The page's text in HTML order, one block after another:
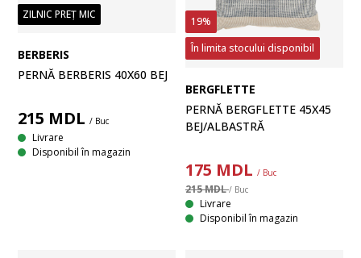
ZILNIC PREȚ MIC
BERBERIS
PERNĂ BERBERIS 40X60 BEJ
215 MDL / Buc
Livrare
Disponibil în magazin
19%
În limita stocului disponibil
BERGFLETTE
PERNĂ BERGFLETTE 45X45
BEJ/ALBASTRĂ
175 MDL / Buc
215 MDL/ Buc
Livrare
Disponibil în magazin